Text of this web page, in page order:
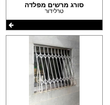
סורג מרשים מפלדה
טרלידור